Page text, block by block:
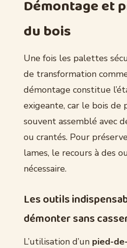
Démontage et
du bois
Une fois les palettes
de transformation
démontage constitue
exigeante, car le bois
souvent assemblé avec
ou crantés. Pour
lames, le recours à des
nécessaire.
Les outils
démonter sans
L’utilisation d’un pied-